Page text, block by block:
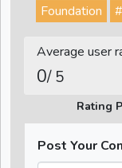
Foundation
Average user
0/ 5
Rating
Post Your